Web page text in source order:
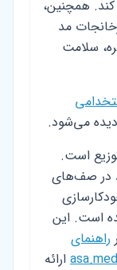
کند. همچنین،
مد
سلامت
دیده می‌شود.
است.
در صف‌های
است. این
راهنمای
ارائه